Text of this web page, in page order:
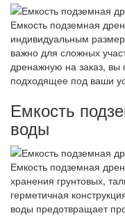
Емкость подземная
индивидуальным
важно для сложных
дренажную на заказ, вы
подходящее под ваши
Емкость
воды
Емкость подземная
хранения грунтовых,
герметичная
воды предотвращает